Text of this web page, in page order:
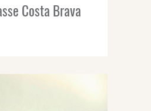
Costa Brava